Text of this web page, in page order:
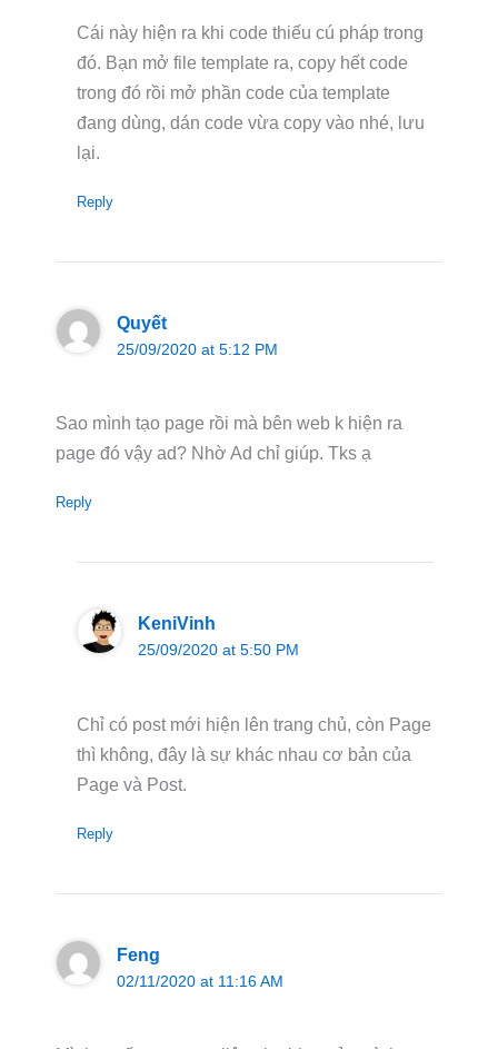
Cái này hiện ra khi code thiếu cú pháp trong
đó. Bạn mở file template ra, copy hết code
trong đó rồi mở phần code của template
đang dùng, dán code vừa copy vào nhé, lưu
lại.
Reply
Quyết
25/09/2020 at 5:12 PM
Sao mình tạo page rồi mà bên web k hiện ra
page đó vậy ad? Nhờ Ad chỉ giúp. Tks ạ
Reply
KeniVinh
25/09/2020 at 5:50 PM
Chỉ có post mới hiện lên trang chủ, còn Page
thì không, đây là sự khác nhau cơ bản của
Page và Post.
Reply
Feng
02/11/2020 at 11:16 AM